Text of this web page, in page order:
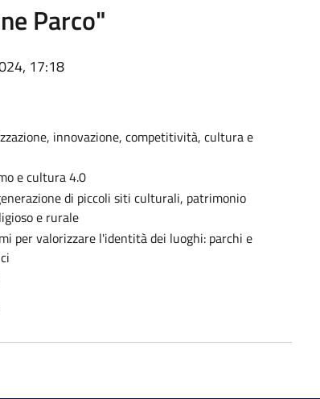
Parco"
17:18
innovazione, competitività, cultura e
e cultura 4.0
di piccoli siti culturali, patrimonio
e rurale
per valorizzare l'identità dei luoghi: parchi e